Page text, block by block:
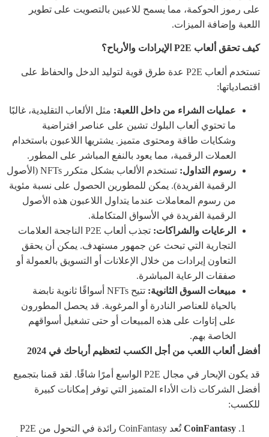
على رموز الحوكمة، مما يسمح للاعبين بالتصويت على تطوير
اللعبة وإضافة الميزات.
كيف تحقق ألعاب P2E الإيرادات والأرباح؟
تستخدم ألعاب P2E عدة طرق قوية لتوليد الدخل والحفاظ على
اقتصادياتها:
عمليات الشراء من داخل اللعبة:مثل الألعاب التقليدية، غالبًا
ما تحتوي ألعاب البلوك تشين على عناصر افتراضية
وشكايات طاقة ومحتوى متميز. يشتريها اللاعبون باستخدام
العملات الرقمية، مما يعود بالنفع المباشر على المطور.
رسوم التداول:
تستخدم الألعاب بشكل متكرر NFTs (الأصول
الرقمية الفريدة). يمكن للمطورين الحصول على نسبة مئوية
من رسوم المعاملات عندما يتداول اللاعبون هذه الأصول
الرقمية الفريدة في الأسواق المتكاملة.
الرعايات والشراكات:
تجذب ألعاب P2E الناجحة العلامات
التجارية التي تبحث عن جمهور مستهدف. يمكن أن يحقق
التعاون إيرادات من خلال الإعلانات أو التسويق بالعمولة أو
صفقات الرعاية المباشرة.
مبيعات السوق الثانوية:
تتيح NFTs أسواقًا ثانوية نابضة
بالحياة للعناصر النادرة أو المرغوبة. قد يحصل المطورون
على إتاوات على هذه المبيعات أو حتى تشغيل أسواقهم
الخاصة بهم.
أفضل ألعاب اللعب من أجل الكسب لتعظيم أرباحك في 2024
قد يكون الإبحار في مجال P2E الواسع أمرًا شاقًا. لقد قمنا بتجميع
أفضل الشركات ذات الأداء المتميز التي توفر إمكانات كبيرة
للكسب:
CoinFantasy
تُعد CoinFantasy رائدة في التحول من P2E